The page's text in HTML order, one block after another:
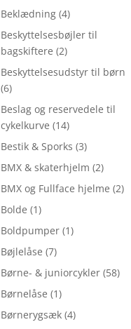
Beklædning (4)
Beskyttelsesbøjler til
bagskiftere (2)
Beskyttelsesudstyr til børn
(6)
Beslag og reservedele til
cykelkurve (14)
Bestik & Sporks (3)
BMX & skaterhjelm (2)
BMX og Fullface hjelme (2)
Bolde (1)
Boldpumper (1)
Bøjlelåse (7)
Børne- & juniorcykler (58)
Børnelåse (1)
Børnerygsæk (4)